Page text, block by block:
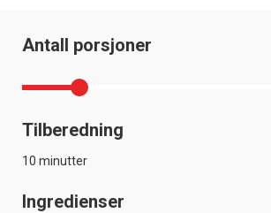
Antall porsjoner
Tilberedning
10 minutter
Ingredienser